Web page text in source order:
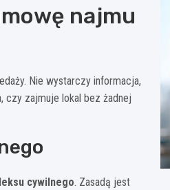
najmu
Nie wystarczy informacja,
czy zajmuje lokal bez żadnej
cywilnego. Zasadą jest